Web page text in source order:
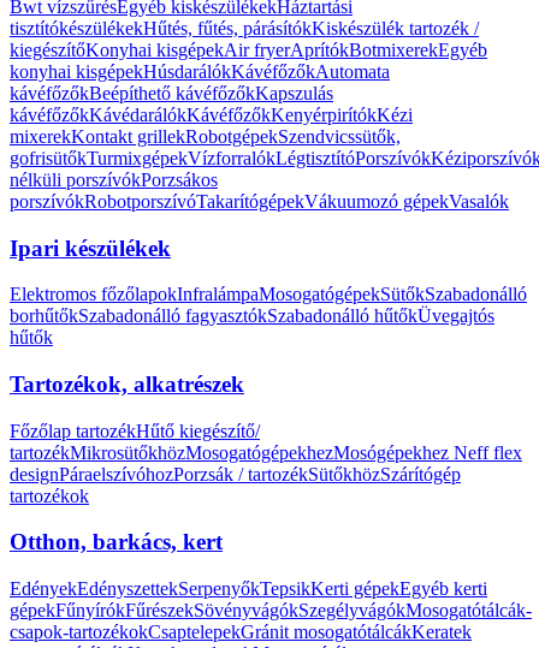
Bwt vízszűrésEgyéb kiskészülékekHáztartási
tisztítókészülékekHűtés, fűtés, párásítókKiskészülék tartozék /
kiegészítőKonyhai kisgépekAir fryerAprítókBotmixerekEgyéb
konyhai kisgépekHúsdarálókKávéfőzőkAutomata
kávéfőzőkBeépíthető kávéfőzőkKapszulás
kávéfőzőkKávédarálókKávéfőzőkKenyérpirítókKézi
mixerekKontakt grillekRobotgépekSzendvicssütők,
gofrisütőkTurmixgépekVízforralókLégtisztítóPorszívók
nélküli porszívókPorzsákos
porszívókRobotporszívóTakarítógépekVákuumozó gépekVasalók
Ipari készülékek
Elektromos főzőlapokInfralámpaMosogatógépekSütőkSzabadonálló
borhűtőkSzabadonálló fagyasztókSzabadonálló hűtőkÜvegajtós
hűtők
Tartozékok, alkatrészek
Főzőlap tartozékHűtő kiegészítő/
tartozékMikrosütőkhözMosogatógépekhezMosógépekhez Neff flex
designPáraelszívóhozPorzsák / tartozékSütőkhözSzárítógép
tartozékok
Otthon, barkács, kert
EdényekEdényszettekSerpenyőkTepsikKerti gépekEgyéb kerti
gépekFűnyírókFűrészekSövényvágókSzegélyvágókMosogatótálcák-
csapok-tartozékokCsaptelepekGránit mosogatótálcákKeratek